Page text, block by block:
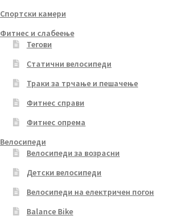
Спортски камери
Фитнес и слабеење
Тегови
Статични велосипеди
Траки за трчање и пешачење
Фитнес справи
Фитнес опрема
Велосипеди
Велосипеди за возрасни
Детски велосипеди
Велосипеди на електричен погон
Balance Bike